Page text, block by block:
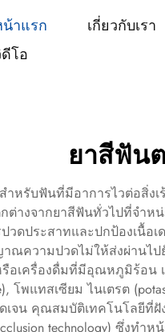
าแรก เกี่ยวกับเรา
โอ
ยาสีฟัน
หรับฟันที่มีอาการไวต่อสิ่ง
ต่างจากยาสีฟันทั่วไปที่จำ
ปวดประสาทและปกป้องเนื้
ณความปวดไม่ให้ส่งผ่านไป
อเครื่องดื่มที่มีอุณหภูมิร้อน
โพแทสเซียม ไนเตรต
จน คุณสมบัติเทคโนโลยีที่ฝั
technology) ซึ่งท